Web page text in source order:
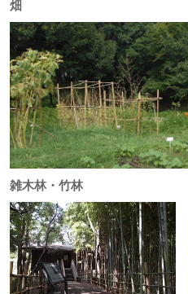
畑
雑木林・竹林